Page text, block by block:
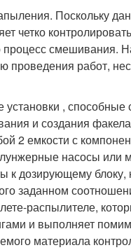
Поскольку
четко
смешивания.
проведения работ,
,
и создания
2 емкости с
насосы
дозирующему блоку,
заданном
распылителе,
и выполняет
материала